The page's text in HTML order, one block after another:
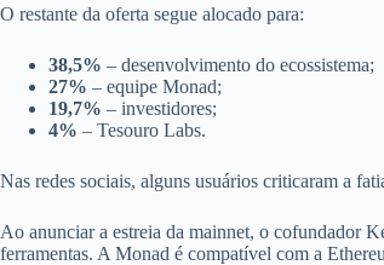
O restante da oferta segue alocado para:
38,5% – desenvolvimento do ecossistema;
27% – equipe Monad;
19,7% – investidores;
4% – Tesouro Labs.
Nas redes sociais, alguns usuários criticaram a
Ao anunciar a estreia da mainnet, o cofundador
ferramentas. A Monad é compatível com a